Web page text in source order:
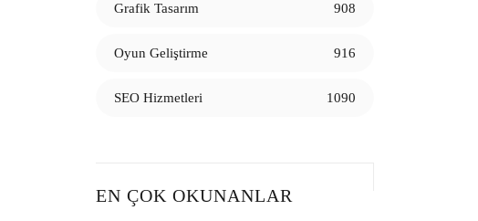
Grafik Tasarım 908
Oyun Geliştirme 916
SEO Hizmetleri 1090
EN ÇOK OKUNANLAR